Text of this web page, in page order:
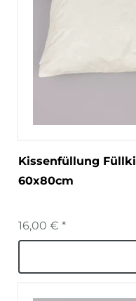
Kissenfüllung
60x80cm
16,00 € *